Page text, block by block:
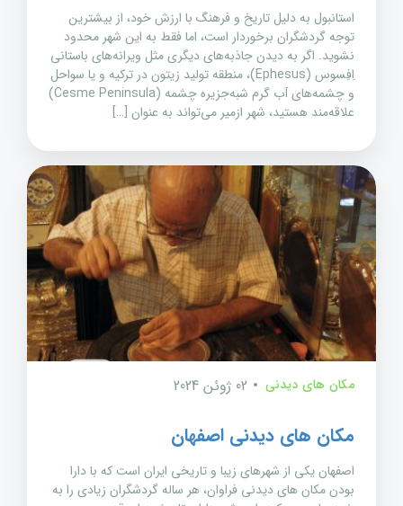
استانبول به دلیل تاریخ و فرهنگ با ارزش خود، از بیشترین
توجه گردشگران برخوردار است، اما فقط به این شهر محدود
نشوید. اگر به دیدن جاذبه‌های دیگری مثل ویرانه‌های باستانی
اِفِسوس (Ephesus)، منطقه تولید زیتون در ترکیه و یا سواحل
و چشمه‌های آب گرم شبه‌جزیره چشمه (Cesme Peninsula)
علاقه‌مند هستید، شهر ازمیر می‌تواند به عنوان […]
مکان های دیدنی 02 ژوئن 2024
مکان های دیدنی اصفهان
اصفهان یکی از شهرهای زیبا و تاریخی ایران است که با دارا
بودن مکان های دیدنی فراوان، هر ساله گردشگران زیادی را به